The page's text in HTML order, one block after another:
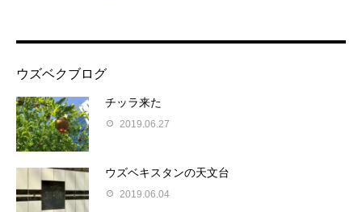
ウズベクブログ
チッラ来た
2019.06.27
ウズベキスタンの天文台
2019.06.04